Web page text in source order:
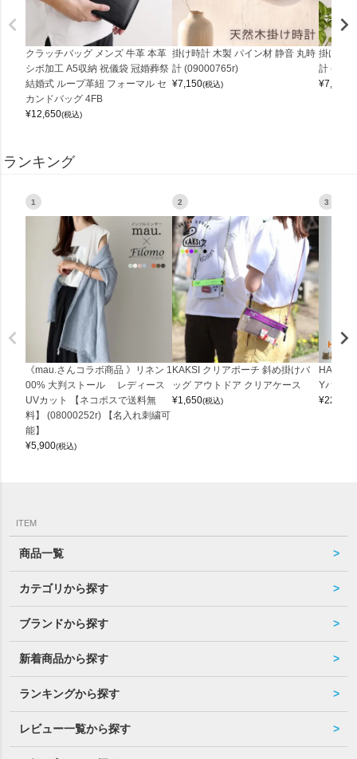
クラッチバッグ メンズ 牛革 本革
シボ加工 A5収納 祝儀袋 冠婚葬祭
結婚式 ループ革紐 フォーマル セ
カンドバッグ 4FB
¥12,650(税込)
掛け時計 木製 パイン材 静音 丸時
計 (09000765r)
¥7,150(税込)
掛け時
計
¥7,150
ランキング
1
《mau.さんコラボ商品 》リネン 1
00% 大判ストール レディース
UVカット 【ネコポスで送料無
料】 (08000252r) 【名入れ刺繍可
能】
¥5,900(税込)
2
KAKSI クリアポーチ 斜め掛けバ
ッグ アウトドア クリアケース
¥1,650(税込)
3
Yバッグ
¥22,000
ITEM
商品一覧
カテゴリから探す
ブランドから探す
新着商品から探す
ランキングから探す
レビュー一覧から探す